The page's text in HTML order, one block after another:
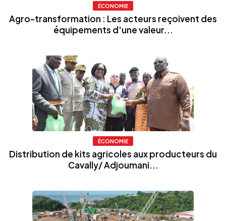
ÉCONOMIE
Agro-transformation : Les acteurs reçoivent des
équipements d'une valeur...
ÉCONOMIE
Distribution de kits agricoles aux producteurs du
Cavally/ Adjoumani...